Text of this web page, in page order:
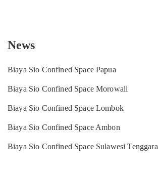
News
Biaya Sio Confined Space Papua
Biaya Sio Confined Space Morowali
Biaya Sio Confined Space Lombok
Biaya Sio Confined Space Ambon
Biaya Sio Confined Space Sulawesi Tenggara